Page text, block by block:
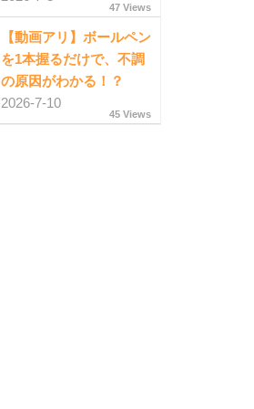
47 Views
【動画アリ】ボールペン
を1本握るだけで、不調
の原因がわかる！？
2026-7-10
45 Views